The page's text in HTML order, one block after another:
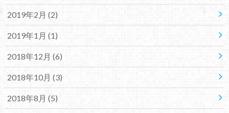
2019年2月 (2)
2019年1月 (1)
2018年12月 (6)
2018年10月 (3)
2018年8月 (5)